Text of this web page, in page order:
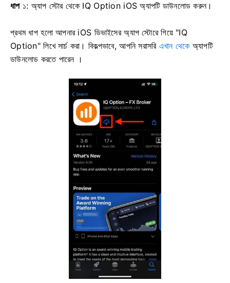
ধাপ১: অ্যাপ স্টোর থেকে IQ Option iOS অ্যাপটি ডাউনলোড করুন।
প্রথম ধাপ হলো আপনার iOS ডিভাইসের অ্যাপ স্টোরে গিয়ে "IQ
Option" লিখে সার্চ করা। বিকল্পভাবে, আপনি সরাসরি এখান থেকে অ্যাপটি
ডাউনলোড করতে পারেন ।